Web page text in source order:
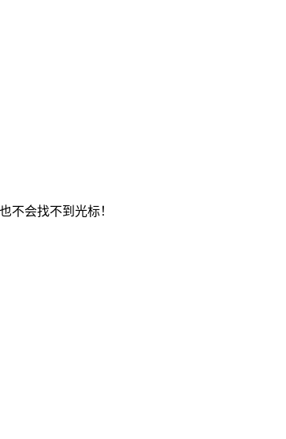
不会找不到光标！